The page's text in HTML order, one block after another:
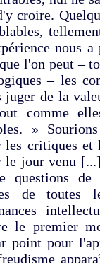
croire.
nous
l'on peut –
– les
juger de la
comme
»
les critiques et
le jour venu
questions
de toutes
le premier
point pour